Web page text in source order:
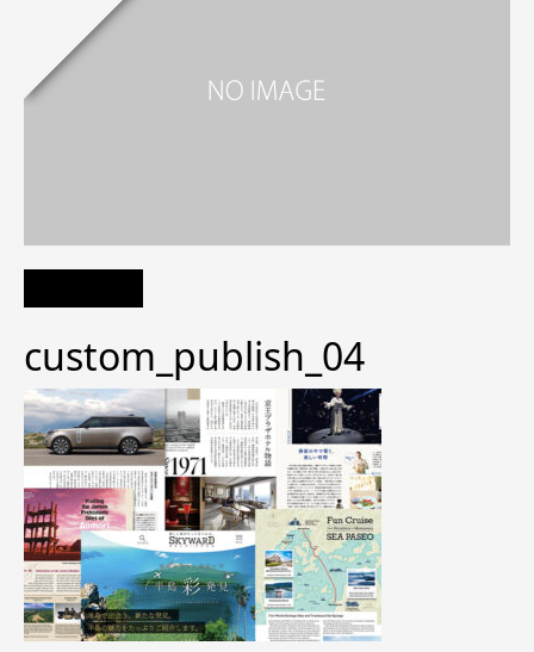
custom_publish_04